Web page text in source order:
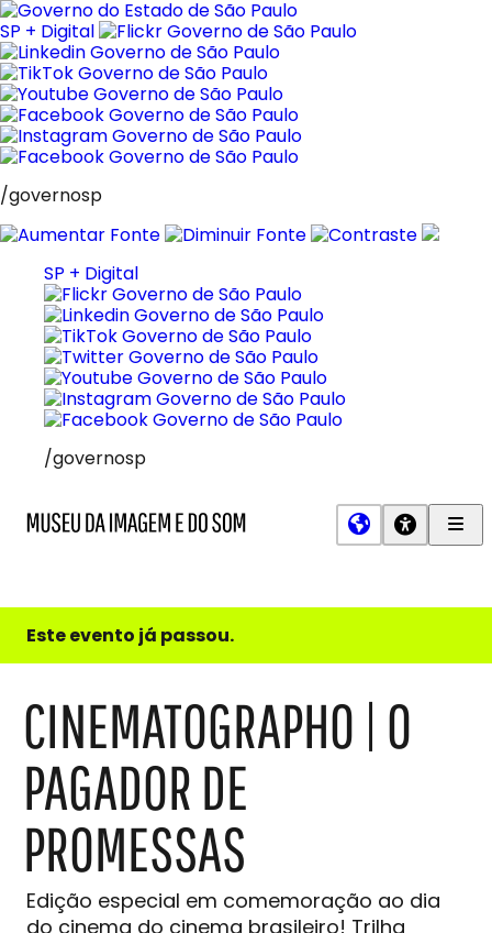
Pular
para
o
conteúdo
SP + Digital
/governosp
SP + Digital
/governosp
e
do
Este evento já passou.
CINEMATOGRAPHO | O
PAGADOR DE
PROMESSAS
Edição especial em comemoração ao dia
do cinema do cinema brasileiro! Trilha